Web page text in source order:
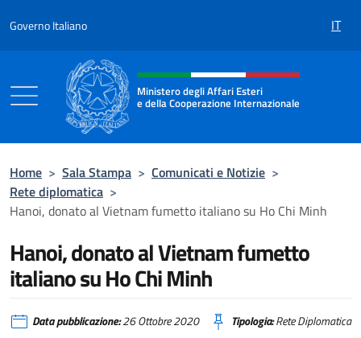
Governo Italiano IT
Intestazione sito, social e menù
Ministero degli Affari Esteri
e della Cooperazione Internazionale
Home > Sala Stampa > Comunicati e Notizie >
Rete diplomatica >
Hanoi, donato al Vietnam fumetto italiano su Ho Chi Minh
Hanoi, donato al Vietnam fumetto
italiano su Ho Chi Minh
Data pubblicazione:26 Ottobre 2020 Tipologia:Rete Diplomatica